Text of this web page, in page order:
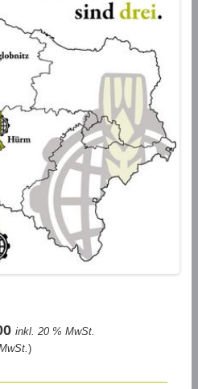
inkl. 20 % MwSt.
)